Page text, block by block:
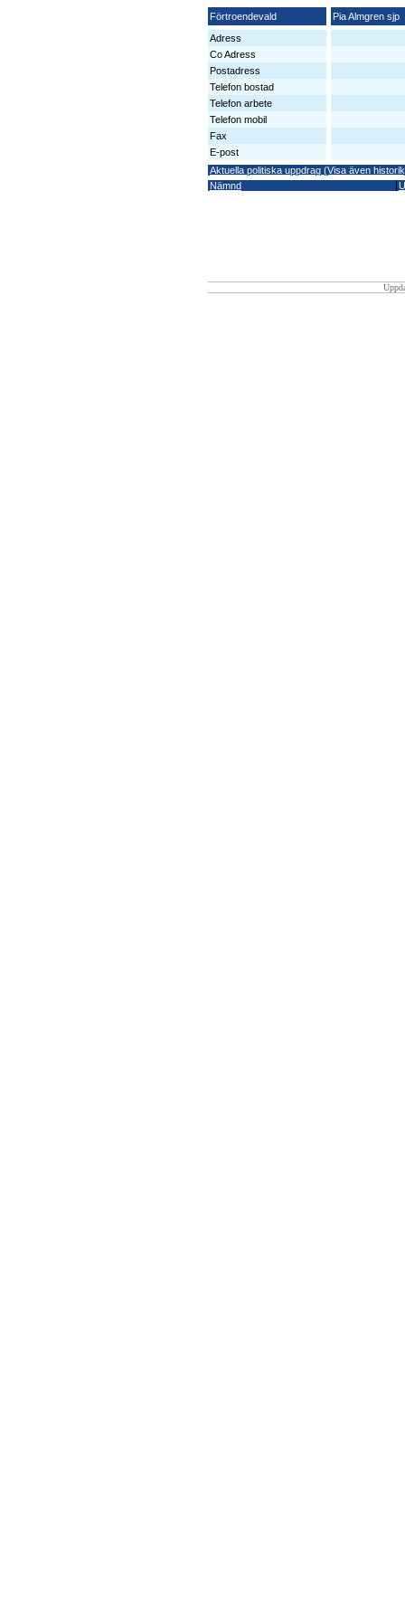
Förtroendevald
Pia Almgren sjp
Adress
Co Adress
Postadress
Telefon bostad
Telefon arbete
Telefon mobil
Fax
E-post
Aktuella politiska uppdrag (Visa även
Nämnd